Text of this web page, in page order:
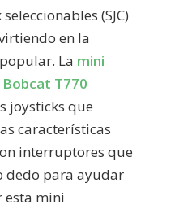
(SJC)
en la
La mini
T770
joysticks que
características
interruptores que
dedo para ayudar
esta mini